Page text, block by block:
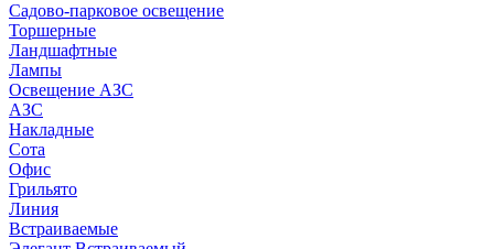
Садово-парковое освещение
Торшерные
Ландшафтные
Лампы
Освещение АЗС
АЗС
Накладные
Сота
Офис
Грильято
Линия
Встраиваемые